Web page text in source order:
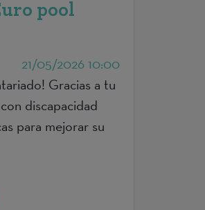
pool
21/05/2026 10:00
Gracias a tu
discapacidad
para mejorar su